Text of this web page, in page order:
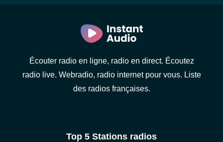
Écouter radio en ligne, radio en direct. Écoutez
radio live. Webradio, radio internet pour vous. Liste
des radios françaises.
Top 5 Stations radios